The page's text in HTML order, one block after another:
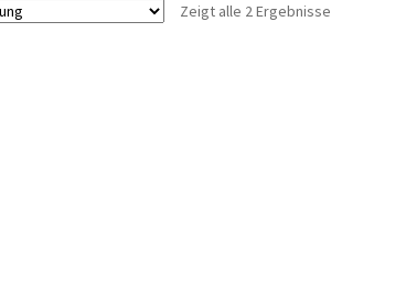
Zeigt alle 2 Ergebnisse